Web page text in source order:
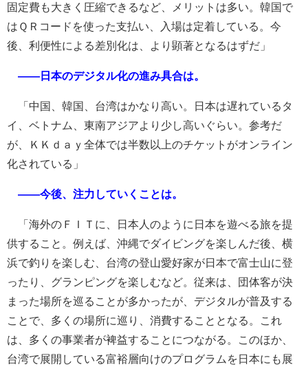
固定費も大きく圧縮できるなど、メリットは多い。韓国で
はＱＲコードを使った支払い、入場は定着している。今
後、利便性による差別化は、より顕著となるはずだ」
――日本のデジタル化の進み具合は。
「中国、韓国、台湾はかなり高い。日本は遅れているタ
イ、ベトナム、東南アジアより少し高いぐらい。参考だ
が、ＫＫｄａｙ全体では半数以上のチケットがオンライン
化されている」
――今後、注力していくことは。
「海外のＦＩＴに、日本人のように日本を遊べる旅を提
供すること。例えば、沖縄でダイビングを楽しんだ後、横
浜で釣りを楽しむ、台湾の登山愛好家が日本で富士山に登
ったり、グランピングを楽しむなど。従来は、団体客が決
まった場所を巡ることが多かったが、デジタルが普及する
ことで、多くの場所に巡り、消費することとなる。これ
は、多くの事業者が裨益することにつながる。このほか、
台湾で展開している富裕層向けのプログラムを日本にも展